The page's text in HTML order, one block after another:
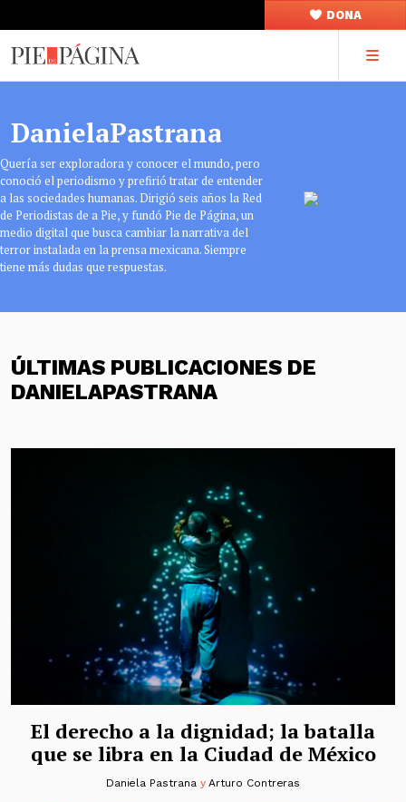
DONA
DanielaPastrana
Quería ser exploradora y conocer el mundo, pero
conoció el periodismo y prefirió tratar de entender
a las sociedades humanas. Dirigió seis años la Red
de Periodistas de a Pie, y fundó Pie de Página, un
medio digital que busca cambiar la narrativa del
terror instalada en la prensa mexicana. Siempre
tiene más dudas que respuestas.
ÚLTIMAS PUBLICACIONES DE
DANIELAPASTRANA
El derecho a la dignidad; la batalla
que se libra en la Ciudad de México
Daniela PastranayArturo Contreras